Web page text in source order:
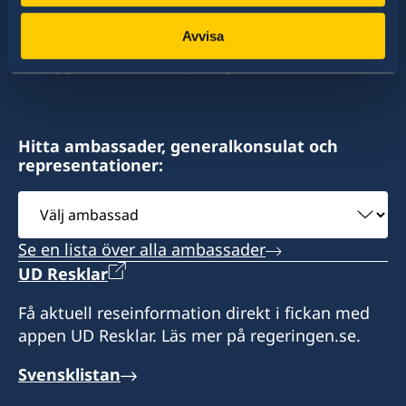
Avvisa
Mor Center 2nd floor
Honorärkonsul
Mr Moshe Krispin
Fax
Consulate of Sweden
2 Kikar Chayat
Haifa 31334
Israel
Honorärkonsul
av dessa stater har Sverige ambassader och
konsulat. Sveriges utrikesrepresentation består
av drygt 100 utlandsmyndigheter.
Hitta ambassader, generalkonsulat och
representationer:
Välj
ambassad
Se en lista över alla ambassader
UD Resklar
Få aktuell reseinformation direkt i fickan med
appen UD Resklar. Läs mer på regeringen.se.
Svensklistan